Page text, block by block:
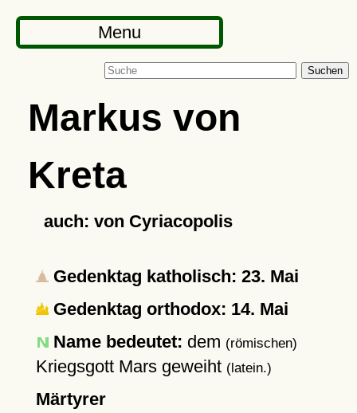
Menu
Suchen
Markus von
Kreta
auch: von Cyriacopolis
Gedenktag katholisch: 23. Mai
Gedenktag orthodox: 14. Mai
Name bedeutet: dem (römischen)
Kriegsgott Mars geweiht (latein.)
Märtyrer